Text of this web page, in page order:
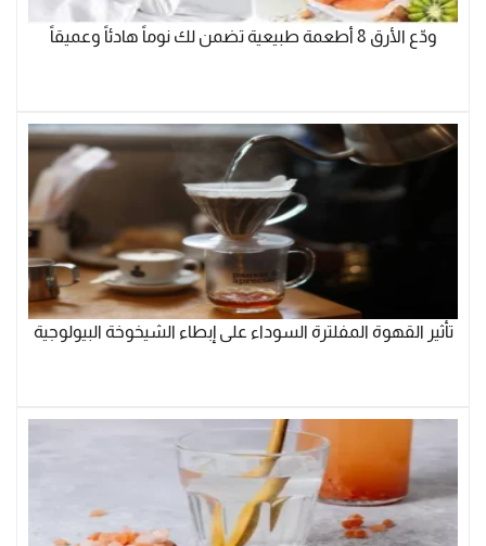
ودّع الأرق 8 أطعمة طبيعية تضمن لك نوماً هادئاً وعميقاً
تأثير القهوة المفلترة السوداء على إبطاء الشيخوخة البيولوجية